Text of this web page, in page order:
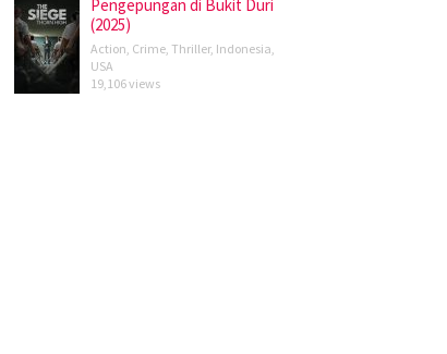
Pengepungan di Bukit Duri
(2025)
Action, Crime, Thriller, Indonesia,
USA
19,106 views